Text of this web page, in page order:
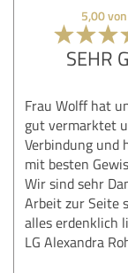
5,00
SEHR
Frau Wolff hat
gut vermarktet
Verbindung und
mit besten
Wir sind sehr
Arbeit zur Seite
alles erdenklich
LG Alexandra